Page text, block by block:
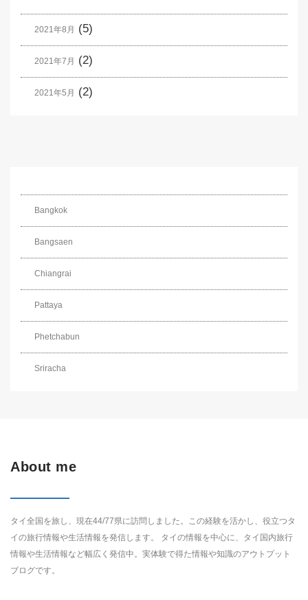
2021年8月 (5)
2021年7月 (2)
2021年5月 (2)
Bangkok
Bangsaen
Chiangrai
Pattaya
Phetchabun
Sriracha
About me
タイ全国を旅し、現在44/77県に訪問しました。この経験を活かし、役立つタ
イの旅行情報や生活情報を発信します。 タイの情報を中心に、タイ国内旅行
情報や生活情報など幅広く発信中。実体験で得た情報や知識のアウトプット
ブログです。